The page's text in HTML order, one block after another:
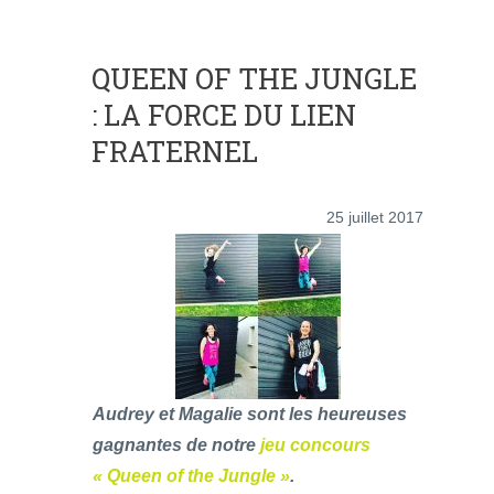
QUEEN OF THE JUNGLE
: LA FORCE DU LIEN
FRATERNEL
25 juillet 2017
Audrey et Magalie sont les heureuses
gagnantes de notre jeu concours
« Queen of the Jungle ».